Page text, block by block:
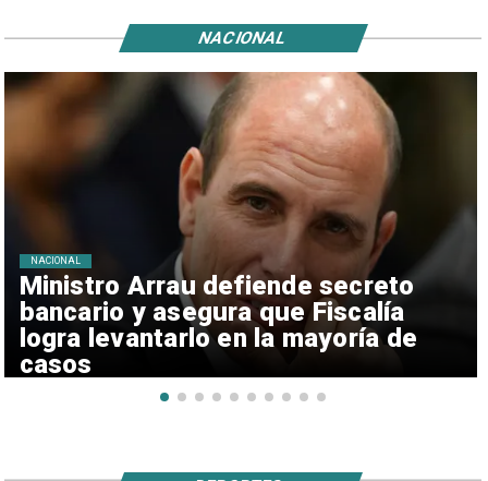
Ministro Arrau defiende secreto
bancario y asegura que Fiscalía
logra levantarlo en la mayoría de
casos
NACIONAL
NACIONAL